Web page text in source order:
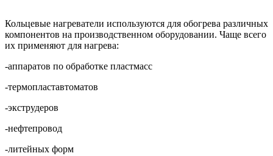
Кольцевые нагреватели используются для обогрева различных
компонентов на производственном оборудовании. Чаще всего
их применяют для нагрева:
-аппаратов по обработке пластмасс
-термопластавтоматов
-экструдеров
-нефтепровод
-литейных форм